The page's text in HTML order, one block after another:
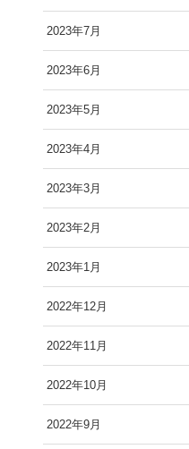
2023年7月
2023年6月
2023年5月
2023年4月
2023年3月
2023年2月
2023年1月
2022年12月
2022年11月
2022年10月
2022年9月